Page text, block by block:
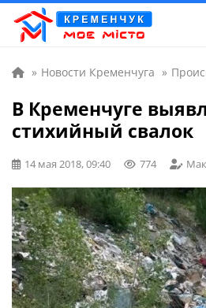
» Новости Кременчуга »
В Кременчуге
стихийный свалок
14 мая 2018, 09:40 774